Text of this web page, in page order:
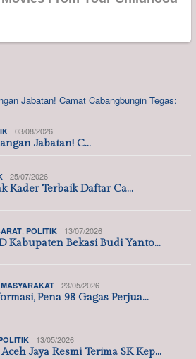
03/08/2026
Jabatan! C…
25/07/2026
Kader Terbaik Daftar Ca…
, POLITIK 13/07/2026
Kabupaten Bekasi Budi Yanto…
23/05/2026
Pena 98 Gagas Perjua…
13/05/2026
Jaya Resmi Terima SK Kep…